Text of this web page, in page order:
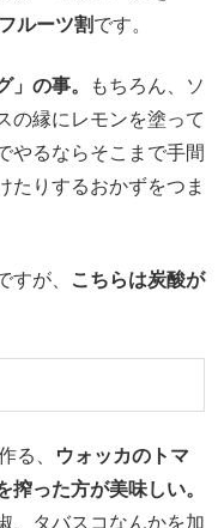
ルーツ割です。
」の事。
もちろん、ソ
の縁にレモンを塗って
やるならそこまで手間
たりするおかずをつま
すが、
こちらは炭酸が
る、
ウォッカのトマ
搾った方が美味しい。
、タバスコなんかを加